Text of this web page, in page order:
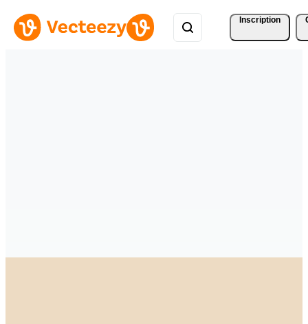
Inscription